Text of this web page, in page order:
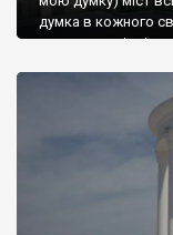
думка в кожного
запрошую